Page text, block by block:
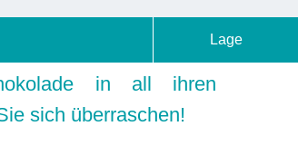
Lage
in all ihren
sich überraschen!